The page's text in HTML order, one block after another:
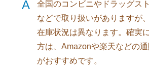
A
全国のコンビニやドラッグス
などで取り扱いがありますが
在庫状況は異なります。確実
方は、Amazonや楽天などの
がおすすめです。